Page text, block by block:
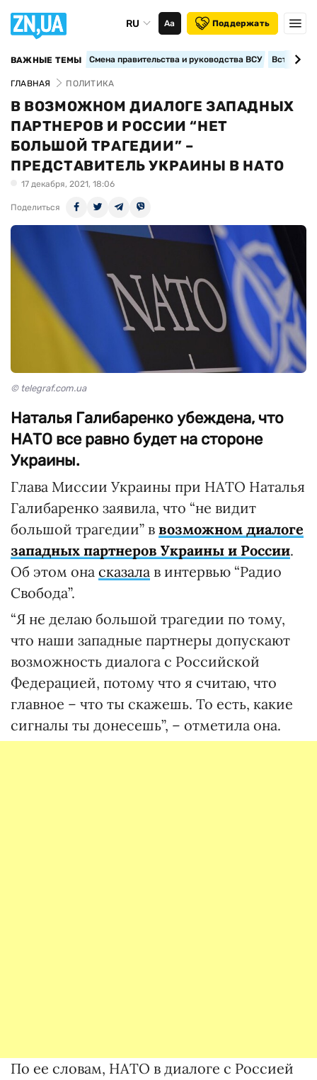
RU Аа Поддержать
ВАЖНЫЕ ТЕМЫ Смена правительства и руководства ВСУ
ГЛАВНАЯ ПОЛИТИКА
В ВОЗМОЖНОМ ДИАЛОГЕ ЗАПАДНЫХ
ПАРТНЕРОВ И РОССИИ “НЕТ
БОЛЬШОЙ ТРАГЕДИИ” –
ПРЕДСТАВИТЕЛЬ УКРАИНЫ В НАТО
17 декабря, 2021, 18:06
Поделиться
© telegraf.com.ua
Наталья Галибаренко убеждена, что
НАТО все равно будет на стороне
Украины.
Глава Миссии Украины при НАТО Наталья
Галибаренко заявила, что “не видит
большой трагедии” в возможном диалоге
западных партнеров Украины и России.
Об этом она сказала в интервью “Радио
Свобода”.
“Я не делаю большой трагедии по тому,
что наши западные партнеры допускают
возможность диалога с Российской
Федерацией, потому что я считаю, что
главное – что ты скажешь. То есть, какие
сигналы ты донесешь”, – отметила она.
По ее словам, НАТО в диалоге с Россией